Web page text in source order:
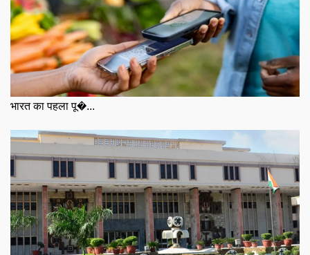
भारत का पहला पू�...